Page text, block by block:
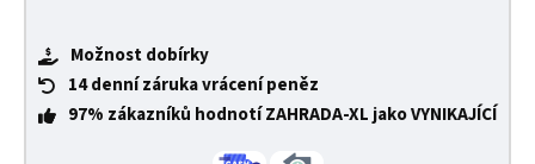
Možnost dobírky
14 denní záruka vrácení peněz
97% zákazníků hodnotí ZAHRADA-XL jako VYNIKAJÍCÍ